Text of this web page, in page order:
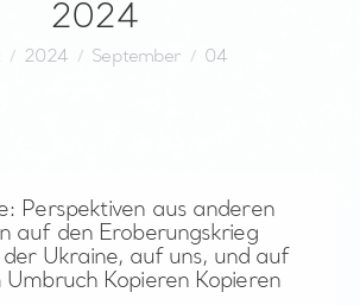
2024
sich hier:
2024 September 04
Perspektiven aus anderen
auf den Eroberungskrieg
der Ukraine, auf uns, und auf
Umbruch Kopieren Kopieren